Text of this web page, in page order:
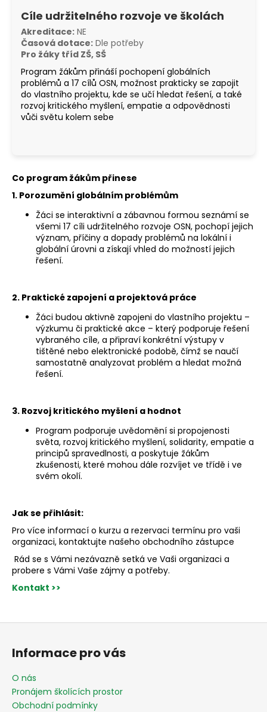
Cíle udržitelného rozvoje ve školách
Akreditace: NE
Časová dotace: Dle potřeby
Pro žáky tříd ZŠ, SŠ
Program žákům přináší pochopení globálních
problémů a 17 cílů OSN, možnost prakticky se zapojit
do vlastního projektu, kde se učí hledat řešení, a také
rozvoj kritického myšlení, empatie a odpovědnosti
vůči světu kolem sebe
Co program žákům přinese
1. Porozumění globálním problémům
Žáci se interaktivní a zábavnou formou seznámí se
všemi 17 cíli udržitelného rozvoje OSN, pochopí jejich
význam, příčiny a dopady problémů na lokální i
globální úrovni a získají vhled do možností jejich
řešení.
2. Praktické zapojení a projektová práce
Žáci budou aktivně zapojeni do vlastního projektu –
výzkumu či praktické akce – který podporuje řešení
vybraného cíle, a připraví konkrétní výstupy v
tištěné nebo elektronické podobě, čímž se naučí
samostatně analyzovat problém a hledat možná
řešení.
3. Rozvoj kritického myšlení a hodnot
Program podporuje uvědomění si propojenosti
světa, rozvoj kritického myšlení, solidarity, empatie a
principů spravedlnosti, a poskytuje žákům
zkušenosti, které mohou dále rozvíjet ve třídě i ve
svém okolí.
Jak se přihlásit:
Pro více informací o kurzu a rezervaci termínu pro vaši
organizaci, kontaktujte našeho obchodního zástupce
Rád se s Vámi nezávazně setká ve Vaši organizaci a
probere s Vámi Vaše zájmy a potřeby.
Kontakt >>
a
Z
Informace pro vás
O nás
Pronájem školících prostor
Obchodní podmínky